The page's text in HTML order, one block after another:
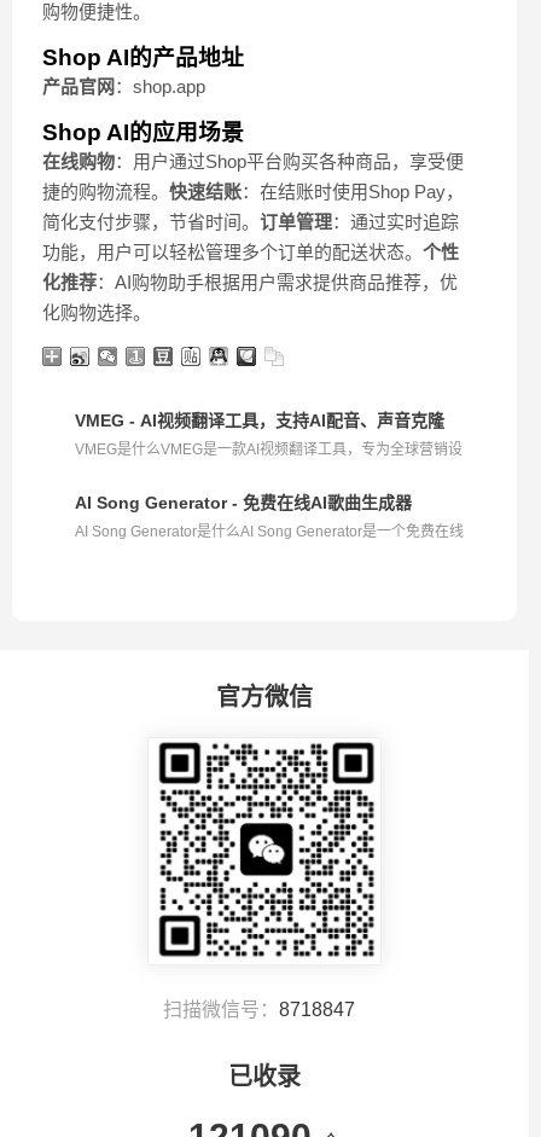
购物便捷性。
Shop AI的产品地址
产品官网 ：shop.app
Shop AI的应用场景
在线购物：用户通过Shop平台购买各种商品，享受便
捷的购物流程。 快速结账：在结账时使用Shop Pay，
简化支付步骤，节省时间。 订单管理：通过实时追踪
功能，用户可以轻松管理多个订单的配送状态。 个性
化推荐：AI购物助手根据用户需求提供商品推荐，优
化购物选择。
VMEG - AI视频翻译工具，支持AI配音、声音克隆
VMEG是什么VMEG是一款AI视频翻译工具，专为全球营销设
AI Song Generator - 免费在线AI歌曲生成器
AI Song Generator是什么AI Song Generator是一个免费在线
官方微信
扫描微信号： 8718847
已收录